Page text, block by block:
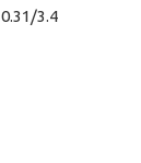
0.31/3.4